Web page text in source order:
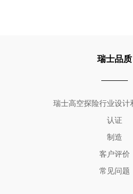
瑞士品质
瑞士高空探险行业设计
认证
制造
客户评价
常见问题